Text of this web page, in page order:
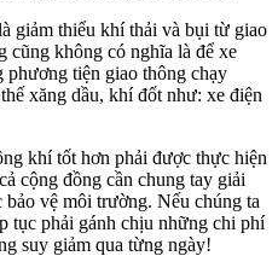
giảm thiểu khí thải và bụi từ giao
cũng không có nghĩa là để xe
phương tiện giao thông chạy
xăng dầu, khí đốt như: xe điện
khí tốt hơn phải được thực hiện
cộng đồng cần chung tay giải
vệ môi trường. Nếu chúng ta
tục phải gánh chịu những chi phí
suy giảm qua từng ngày!